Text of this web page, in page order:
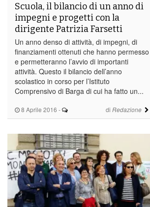
8 Aprile 2016 - di Redazione
Scuola, il bilancio di un anno di
impegni e progetti con la
dirigente Patrizia Farsetti
Un anno denso di attività, di impegni, di
finanziamenti ottenuti che hanno permesso
e permetteranno l’avvio di importanti
attività. Questo il bilancio dell’anno
scolastico in corso per l’Istituto
Comprensivo di Barga di cui ha fatto un...